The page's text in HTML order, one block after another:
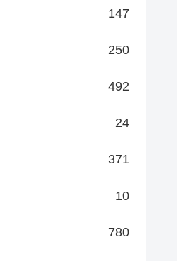
147
250
492
24
371
10
780